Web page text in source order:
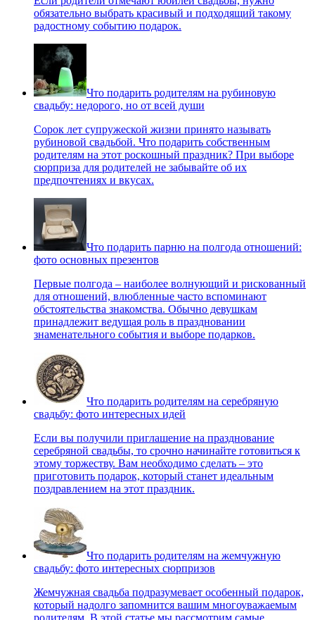
обязательно выбрать красивый и подходящий такому
радостному событию подарок.
Что подарить родителям на рубиновую
свадьбу: недорого, но от всей души
Сорок лет супружеской жизни принято называть
рубиновой свадьбой. Что подарить собственным
родителям на этот роскошный праздник? При выборе
сюрприза для родителей не забывайте об их
предпочтениях и вкусах.
Что подарить парню на полгода отношений:
фото основных презентов
Первые полгода – наиболее волнующий и рискованный
для отношений, влюбленные часто вспоминают
обстоятельства знакомства. Обычно девушкам
принадлежит ведущая роль в праздновании
знаменательного события и выборе подарков.
Что подарить родителям на серебряную
свадьбу: фото интересных идей
Если вы получили приглашение на празднование
серебряной свадьбы, то срочно начинайте готовиться к
этому торжеству. Вам необходимо сделать – это
приготовить подарок, который станет идеальным
поздравлением на этот праздник.
Что подарить родителям на жемчужную
свадьбу: фото интересных сюрпризов
Жемчужная свадьба подразумевает особенный подарок,
который надолго запомнится вашим многоуважаемым